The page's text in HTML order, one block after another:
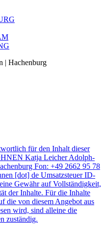
| Hachenburg
für den Inhalt dieser
Katja Leicher Adolph-
Fon: +49 2662 95 78
[dot] de Umsatzsteuer ID-
Gewähr auf Vollständigkeit,
der Inhalte. Für die Inhalte
die von diesem Angebot aus
wird, sind alleine die
zuständig.